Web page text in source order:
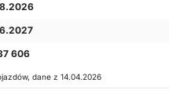
606
dane z 14.04.2026